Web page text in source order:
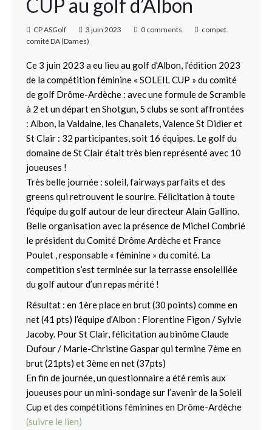
CUP au golf d’Albon
CP ASGolf 3 juin 2023 0 comments
compet.
comité DA (Dames)
Ce 3 juin 2023 a eu lieu au golf d’Albon, l’édition 2023
de la compétition féminine « SOLEIL CUP » du comité
de golf Drôme-Ardèche : avec une formule de Scramble
à 2 et un départ en Shotgun, 5 clubs se sont affrontées
: Albon, la Valdaine, les Chanalets, Valence St Didier et
St Clair : 32 participantes, soit 16 équipes. Le golf du
domaine de St Clair était très bien représenté avec 10
joueuses !
Très belle journée : soleil, fairways parfaits et des
greens qui retrouvent le sourire. Félicitation à toute
l’équipe du golf autour de leur directeur Alain Gallino.
Belle organisation avec la présence de Michel Combrié
le président du Comité Drôme Ardèche et France
Poulet , responsable « féminine » du comité. La
competition s’est terminée sur la terrasse ensoleillée
du golf autour d’un repas mérité !
Résultat : en 1ère place en brut (30 points) comme en
net (41 pts) l’équipe d’Albon : Florentine Figon / Sylvie
Jacoby. Pour St Clair, félicitation au binôme Claude
Dufour / Marie-Christine Gaspar qui termine 7ème en
brut (21pts) et 3ème en net (37pts)
En fin de journée, un questionnaire a été remis aux
joueuses pour un mini-sondage sur l’avenir de la Soleil
Cup et des compétitions féminines en Drôme-Ardèche
(suivre le lien)